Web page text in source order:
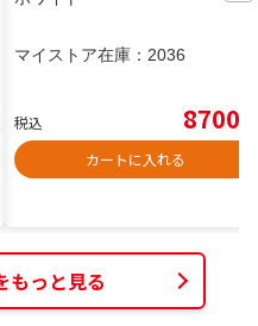
マイストア在庫： 2036
税込 8700
カートに入れる
もっと見る